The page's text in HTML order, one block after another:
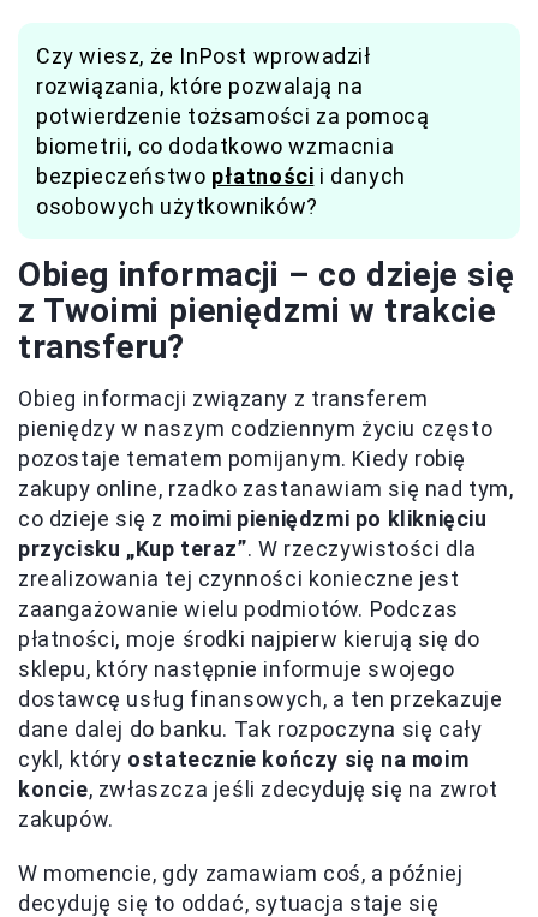
Czy wiesz, że InPost wprowadził
rozwiązania, które pozwalają na
potwierdzenie tożsamości za pomocą
biometrii, co dodatkowo wzmacnia
bezpieczeństwo płatności i danych
osobowych użytkowników?
Obieg informacji – co dzieje się
z Twoimi pieniędzmi w trakcie
transferu?
Obieg informacji związany z transferem
pieniędzy w naszym codziennym życiu często
pozostaje tematem pomijanym. Kiedy robię
zakupy online, rzadko zastanawiam się nad tym,
co dzieje się z moimi pieniędzmi po kliknięciu
przycisku „Kup teraz”. W rzeczywistości dla
zrealizowania tej czynności konieczne jest
zaangażowanie wielu podmiotów. Podczas
płatności, moje środki najpierw kierują się do
sklepu, który następnie informuje swojego
dostawcę usług finansowych, a ten przekazuje
dane dalej do banku. Tak rozpoczyna się cały
cykl, który ostatecznie kończy się na moim
koncie, zwłaszcza jeśli zdecyduję się na zwrot
zakupów.
W momencie, gdy zamawiam coś, a później
decyduję się to oddać, sytuacja staje się